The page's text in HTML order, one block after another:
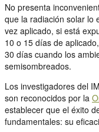
No presenta
que la radiación solar lo
vez aplicado, si está
10 o 15 días de
30 días cuando los
semisombreados.
Los investigadores del
son reconocidos por la
establecer que el éxito
fundamentales: su